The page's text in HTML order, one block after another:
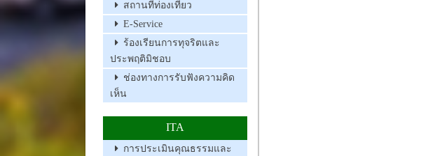
สถานที่ท่องเที่ยว
E-Service
ร้องเรียนการทุจริตและ
ประพฤติมิชอบ
ช่องทางการรับฟังความคิด
เห็น
ITA
การประเมินคุณธรรมและ